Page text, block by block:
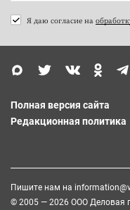
Я даю согласие на
Полная версия сайта
Редакционная политика
Пишите нам на
© 2005 — 2026 ООО Деловая